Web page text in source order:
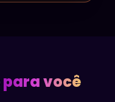
para você